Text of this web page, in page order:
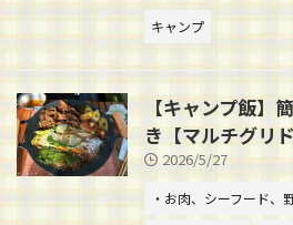
キャンプ
【キャンプ飯
き【マルチグリド
2026/5/27
・お肉、シーフード、